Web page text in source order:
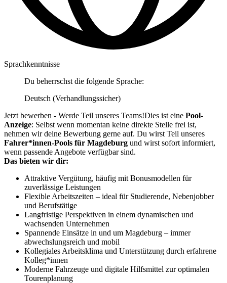
Sprachkenntnisse
Du beherrschst die folgende Sprache:
Deutsch (Verhandlungssicher)
Jetzt bewerben - Werde Teil unseres Teams!Dies ist eine Pool-
Anzeige: Selbst wenn momentan keine direkte Stelle frei ist,
nehmen wir deine Bewerbung gerne auf. Du wirst Teil unseres
Fahrer*innen-Pools für Magdeburg und wirst sofort informiert,
wenn passende Angebote verfügbar sind.
Das bieten wir dir:
Attraktive Vergütung, häufig mit Bonusmodellen für
zuverlässige Leistungen
Flexible Arbeitszeiten – ideal für Studierende, Nebenjobber
und Berufstätige
Langfristige Perspektiven in einem dynamischen und
wachsenden Unternehmen
Spannende Einsätze in und um Magdeburg – immer
abwechslungsreich und mobil
Kollegiales Arbeitsklima und Unterstützung durch erfahrene
Kolleg*innen
Moderne Fahrzeuge und digitale Hilfsmittel zur optimalen
Tourenplanung